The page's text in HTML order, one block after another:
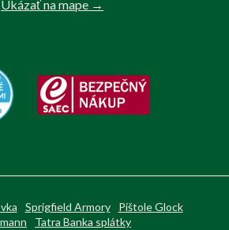
Ukázať na mape →
Sprigfield Armory
Pištole Glock
Tatra Banka splátky